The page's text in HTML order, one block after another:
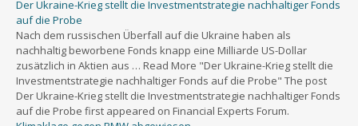
Der Ukraine-Krieg stellt die Investmentstrategie nachhaltiger Fonds
auf die Probe
Nach dem russischen Überfall auf die Ukraine haben als
nachhaltig beworbene Fonds knapp eine Milliarde US-Dollar
zusätzlich in Aktien aus … Read More "Der Ukraine-Krieg stellt die
Investmentstrategie nachhaltiger Fonds auf die Probe" The post
Der Ukraine-Krieg stellt die Investmentstrategie nachhaltiger Fonds
auf die Probe first appeared on Financial Experts Forum.